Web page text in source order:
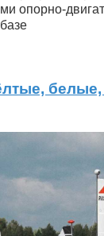
опорно-
белые,